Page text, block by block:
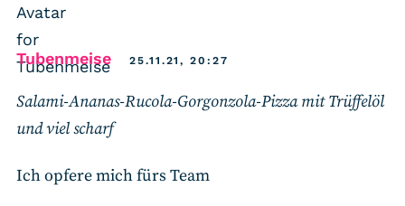
Tubenmeisesays:25.11.21, 20:27
Salami-Ananas-Rucola-Gorgonzola-Pizza mit Trüffelöl
und viel scharf
Ich opfere mich fürs Team